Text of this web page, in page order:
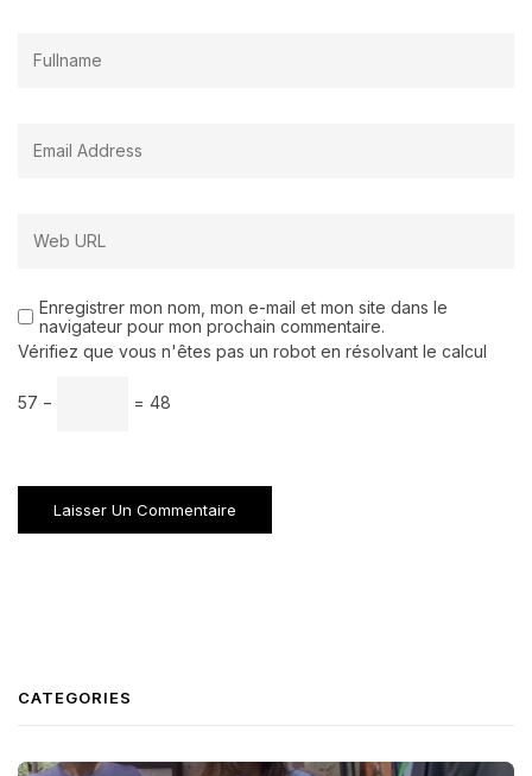
Enregistrer mon nom, mon e-mail et mon site dans le
navigateur pour mon prochain commentaire.
Vérifiez que vous n'êtes pas un robot en résolvant le calcul
57 − = 48
CATEGORIES